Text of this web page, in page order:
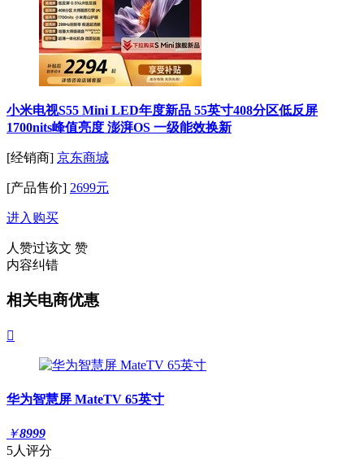
小米电视S55 Mini LED年度新品 55英寸408分区低反屏
1700nits峰值亮度 澎湃OS 一级能效换新
[经销商] 京东商城
[产品售价] 2699元
进入购买
人赞过该文 赞
内容纠错
相关电商优惠

华为智慧屏 MateTV 65英寸
￥8999
5人评分